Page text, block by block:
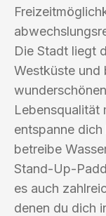
Die Stadt liegt
Westküste und
Lebensqualität
entspanne
betreibe
Stand-Up-
es auch
denen du dich